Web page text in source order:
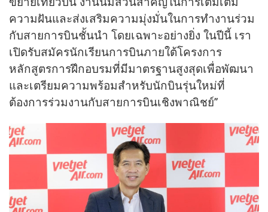
ความฝันและส่งเสริมความมุ่งมั่นในการทำงานร่วม
กับสายการบินชั้นนำ โดยเฉพาะอย่างยิ่ง ในปีนี้ เรา
เปิดรับสมัครนักเรียนการบินภายใต้โครงการ
หลักสูตรการฝึกอบรมที่มีมาตรฐานสูงสุดเพื่อพัฒนา
และเตรียมความพร้อมสำหรับนักบินรุ่นใหม่ที่
ต้องการร่วมงานกับสายการบินเชิงพาณิชย์”